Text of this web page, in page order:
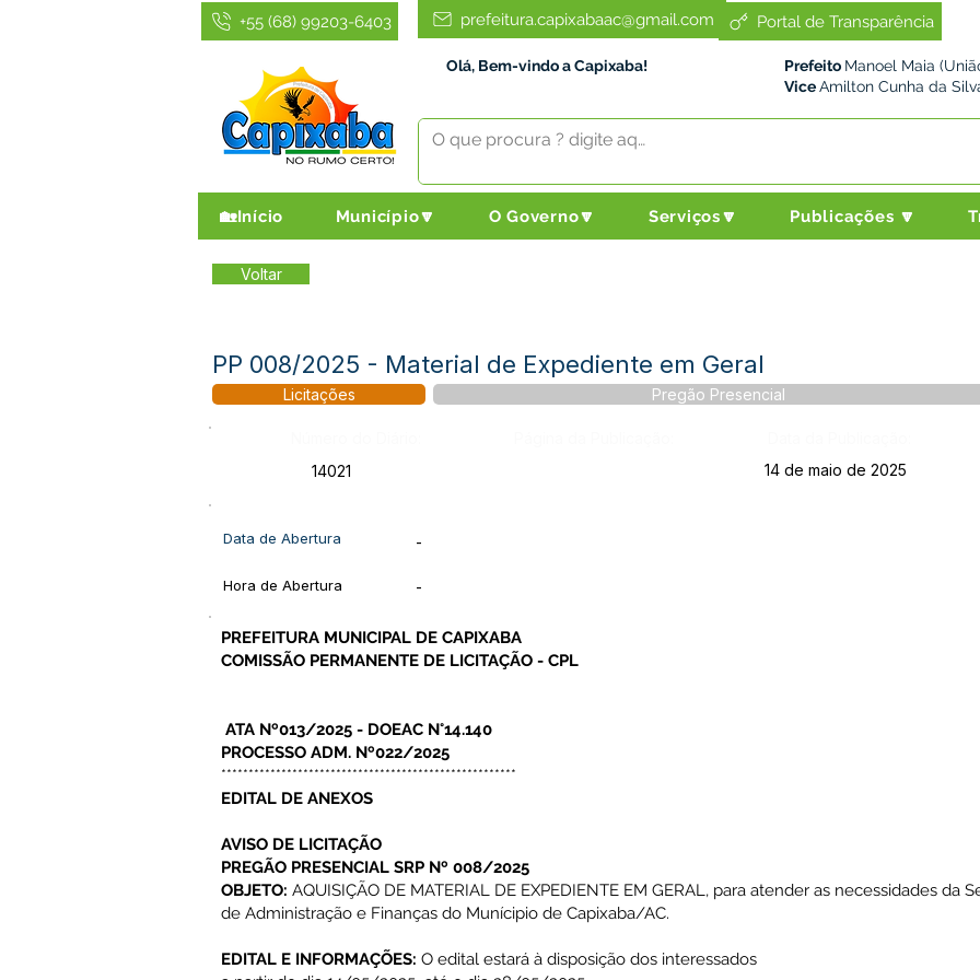
Portal de Transparência
prefeitura.capixabaac@gmail.com
+55 (68) 99203-6403
Olá, Bem-vindo a Capixaba! Prefeito Manoel Maia
ViceAmilton Cunha da
🏡Início Município🔽 O Governo🔽 Serviços🔽 Publicações 🔽
Voltar
PP 008/2025 - Material de Expediente em Geral
Licitações Pregão Presencial
14021
14 de maio de 2025
Data de Abertura -
Hora de Abertura -
PREFEITURA MUNICIPAL DE CAPIXABA
COMISSÃO PERMANENTE DE LICITAÇÃO - CPL
ATA Nº013/2025 - DOEAC N°14.140
PROCESSO ADM. Nº022/2025
******************************************************
EDITAL DE ANEXOS
AVISO DE LICITAÇÃO
PREGÃO PRESENCIAL SRP Nº 008/2025
OBJETO: AQUISIÇÃO DE MATERIAL DE EXPEDIENTE EM GERAL, para atender as necessidades da
de Administração e Finanças do Munícipio de Capixaba/AC.
EDITAL E INFORMAÇÕES: O edital estará à disposição dos interessados